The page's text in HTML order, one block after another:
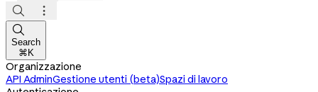



Search
⌘K
Organizzazione
API AdminGestione utenti (beta)Spazi di lavoro